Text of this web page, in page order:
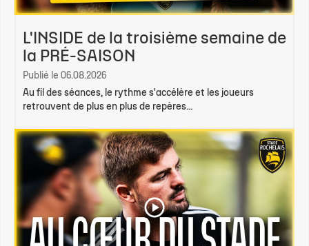
L'INSIDE de la troisième semaine de
la PRÉ-SAISON
Publié le 06.08.2026
Au fil des séances, le rythme s'accélère et les joueurs
retrouvent de plus en plus de repères...